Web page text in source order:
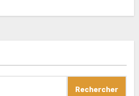
Rechercher